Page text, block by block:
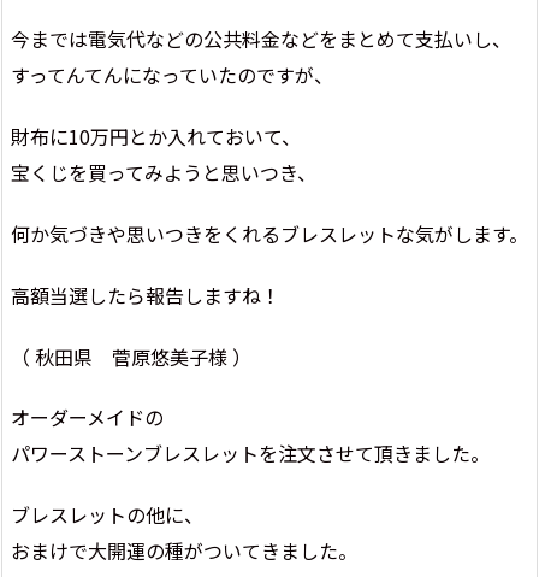
今までは電気代などの公共料金などをまとめて支払いし、
すってんてんになっていたのですが、
財布に10万円とか入れておいて、
宝くじを買ってみようと思いつき、
何か気づきや思いつきをくれるブレスレットな気がします。
高額当選したら報告しますね！
（ 秋田県 菅原悠美子様 ）
オーダーメイドの
パワーストーンブレスレットを注文させて頂きました。
ブレスレットの他に、
おまけで大開運の種がついてきました。